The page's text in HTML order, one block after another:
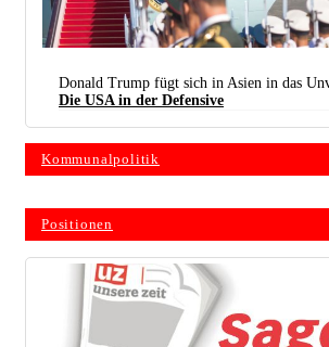
Donald Trump In China: Kommt Er Oder Geht Er? (foto: The
Donald Trump fügt sich in Asien in das
Die USA in der Defensive
Kommunalpolitik
Positionen